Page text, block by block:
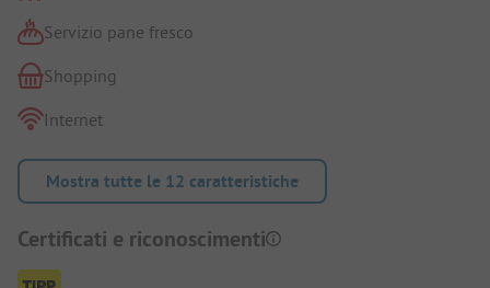
Servizio pane fresco
Shopping
Internet
Mostra tutte le 12 caratteristiche
Certificati e riconoscimenti